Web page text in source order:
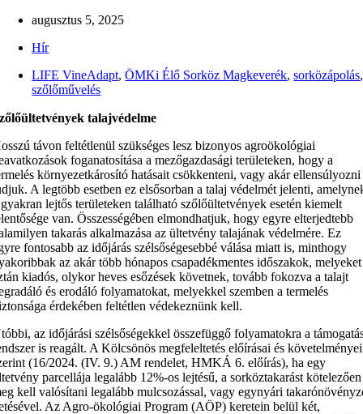
augusztus 5, 2025
Hír
LIFE VineAdapt,ÖMKi Élő Sorköz Magkeverék,sorközápolás,
szőlőművelés
talajvédelme
távon feltétlenül szükséges lesz bizonyos agroökológiai
foganatosítása a mezőgazdasági területeken, hogy a
környezetkárosító hatásait csökkenteni, vagy akár ellensúlyozni
A legtöbb esetben ez elsősorban a talaj védelmét jelenti,
lejtős területeken található szőlőültetvények esetén kiemelt
van. Összességében elmondhatjuk, hogy egyre elterjedtebb
takarás alkalmazása az ültetvény talajának védelmére. Ez
fontosabb az időjárás szélsőségesebbé válása miatt is, minthogy
az akár több hónapos csapadékmentes időszakok, melyeket
kiadós, olykor heves esőzések követnek, tovább fokozva a talajt
és erodáló folyamatokat, melyekkel szemben a termelés
érdekében feltétlen védekeznünk kell.
az időjárási szélsőségekkel összefüggő folyamatokra a
is reagált. A Kölcsönös megfeleltetés előírásai és követelményei
(16/2024. (IV. 9.) AM rendelet, HMKÁ 6. előírás), ha egy
parcellája legalább 12%-os lejtésű, a sorköztakarást kötelezően
kell valósítani legalább mulcsozással, vagy egynyári
Az Agro-ökológiai Program (AÖP) keretein belül két,